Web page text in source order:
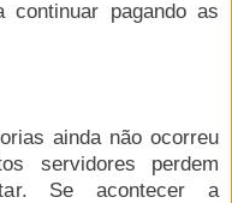
pagando as
ainda não ocorreu
servidores perdem
Se acontecer a